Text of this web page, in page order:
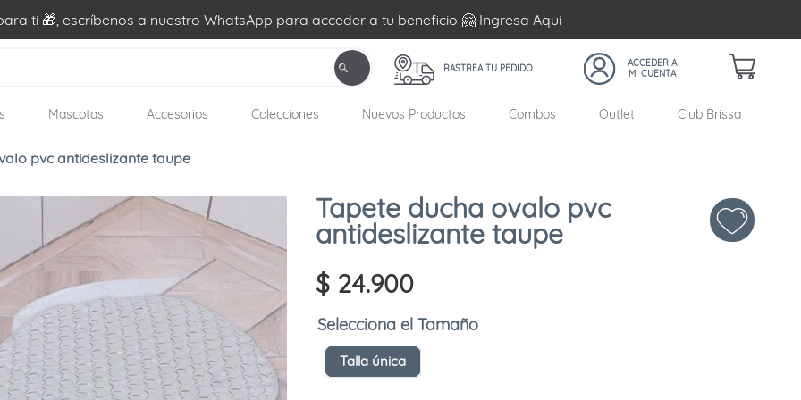
ti 🎁, escríbenos a nuestro WhatsApp para acceder a tu beneficio 🤗 Ingresa Aqui
RASTREA TU PEDIDO
Mascotas Accesorios Colecciones Nuevos Productos Combos Outlet Club Brissa
pvc antideslizante taupe
Tapete ducha ovalo pvc
antideslizante taupe
$ 24.900
Tamaño
Talla única